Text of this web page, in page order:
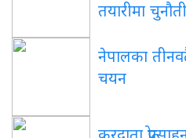
तयारीमा चुनौती
नेपालका तीनवटै
चयन